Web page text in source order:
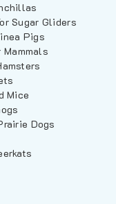
Sugar Gliders
Pigs
Mice
Dogs